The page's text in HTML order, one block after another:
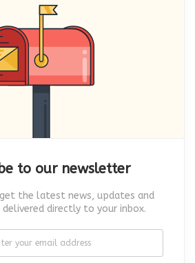
to our newsletter
the latest news, updates and
directly to your inbox.